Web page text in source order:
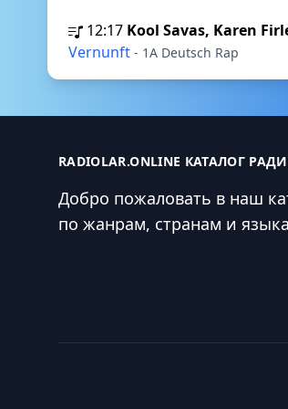
12:17 Kool Savas, Karen
Vernunft - 1A Deutsch Rap
RADIOLAR.ONLINE КАТАЛОГ
Добро пожаловать в наш
по жанрам, странам и